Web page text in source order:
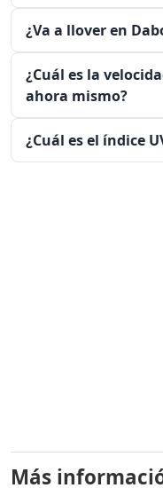
¿Va a llover en
¿Cuál es la
ahora mismo?
¿Cuál es el índice
Más